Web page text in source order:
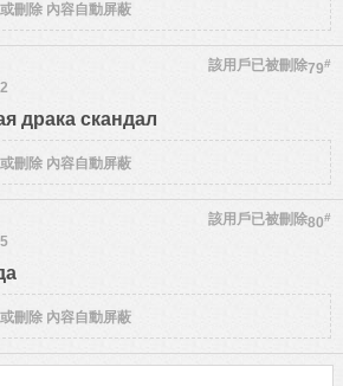
刪除 內容自動屏蔽
79#
該用戶已被刪除
драка скандал
刪除 內容自動屏蔽
80#
該用戶已被刪除
刪除 內容自動屏蔽